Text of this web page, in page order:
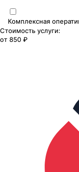
Комплексная
Стоимость услуги:
от 850 ₽